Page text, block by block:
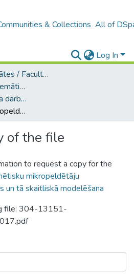
& Collections All of
Log In
B4 – LU fakultātes / Faculties of the UL
B --- Bij. Fizikas, matemātikas un optometrijas fakultātes studentu noslēguma darbi / Faculty of Physics, Mathematics and Optometry - Graduate works
Bakalaura un maģistra darbi (FMOF) / Bachelor's and Master's theses
Feromagnētisku mikropeldētāju pārvietošanās mehānisms un tā skaitliskā modelēšana
of the file
to request a copy for the
mikropeldētāju
un tā skaitliskā modelēšana
file: 304-13151-